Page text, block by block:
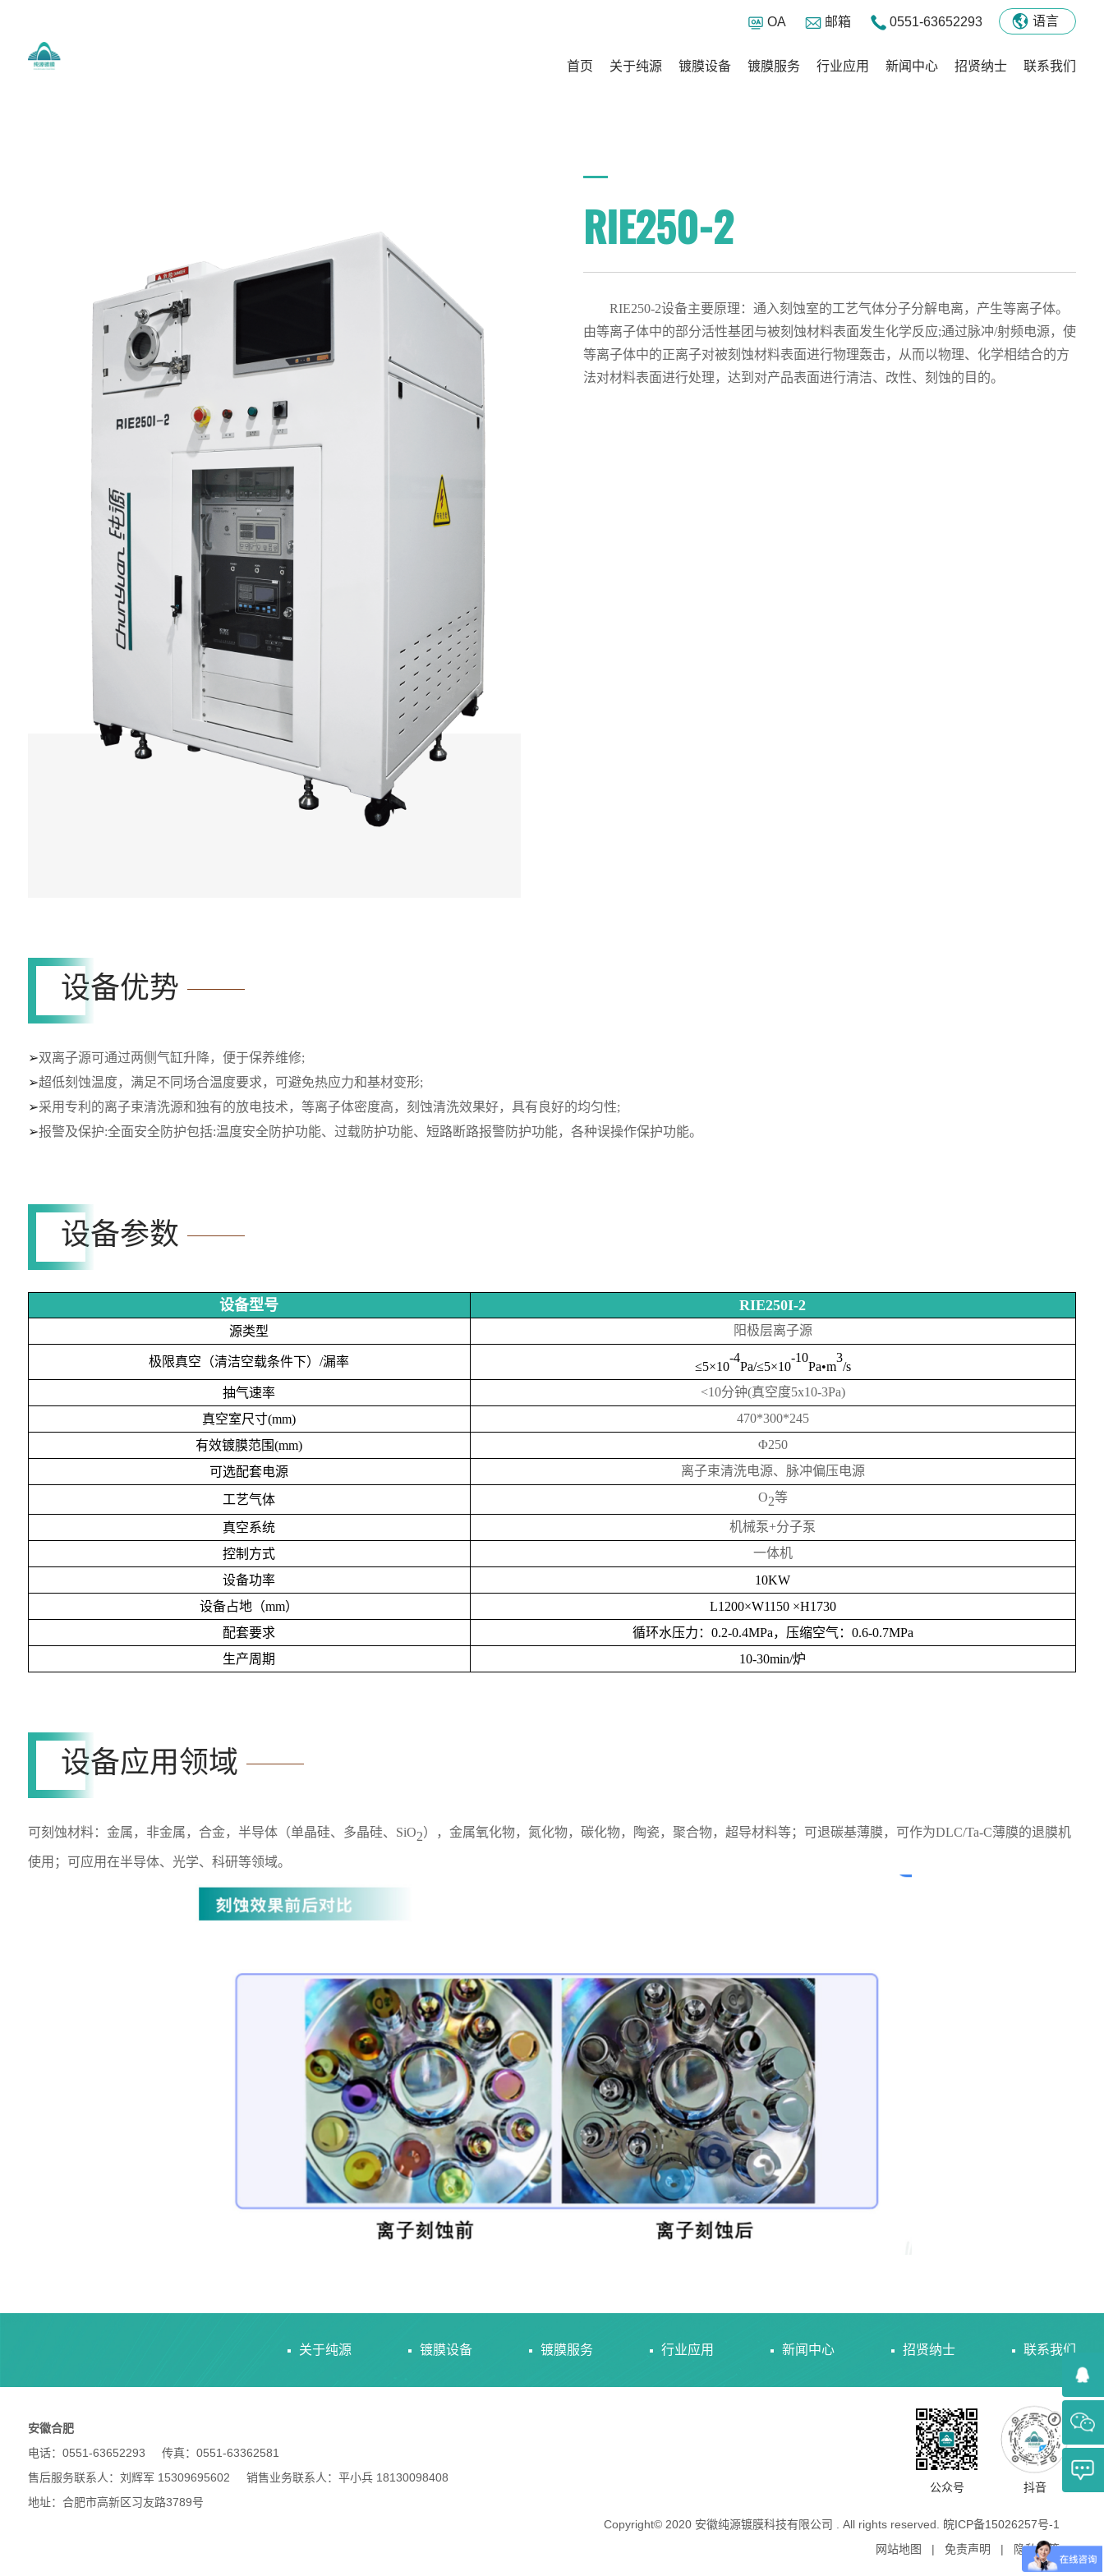
语言
OA 邮箱 0551-63652293
首页 关于纯源 镀膜设备 镀膜服务 行业应用 新闻中心 招贤纳士
联系我们
RIE250-2
RIE250-2设备主要原理：通入刻蚀室的工艺气体分子分解电离，产生等离子体。
由等离子体中的部分活性基团与被刻蚀材料表面发生化学反应;通过脉冲/射频电源，使
等离子体中的正离子对被刻蚀材料表面进行物理轰击，从而以物理、化学相结合的方
法对材料表面进行处理 ，达到对产品表面进行清洁、改性、刻蚀的目的。
设备优势
➢双离子源可通过两侧气缸升降，便于保养维修;
➢超低刻蚀温度，满足不同场合温度要求，可避免热应力和基材变形;
➢采用专利的离子束清洗源和独有的放电技术，等离子体密度高，刻蚀清洗效果好，具有良好的均匀性;
➢报警及保护:全面安全防护包括:温度安全防护功能、过载防护功能、短路断路报警防护功能，各种误操作保护功能。
设备参数
设备型号 RIE250I-2
源类型 阳极层离子源
极限真空（清洁空载条件下）/漏率 ≤5×10
-4
Pa/≤5×10
-10
Pa•m
3
/s
抽气速率
<10分钟(真空度5x10-3Pa)
真空室尺寸(mm)
470*300*245
有效镀膜范围(mm)
Φ250
可选配套电源
离子束清洗电源、脉冲偏压电源
工艺气体 O2等
真空系统 机械泵+分子泵
控制方式
一体机
设备功率
10KW
设备占地（mm）
L1200×W1150 ×H1730
配套要求
循环水压力： 0.2-0.4MPa，压缩空气：0.6-0.7MPa
生产周期
10-30min/炉
设备应用领域
可刻蚀材料：金属，非金属，合金，半导体（单晶硅、多晶硅、 SiO2），金属氧化物，氮化物，碳化物，陶瓷，聚合物，超导材料等；可退碳基薄膜，可作为DLC/Ta-C薄膜的退膜机
使用；可应用在半导体、光学、科研等领域。
关于纯源 镀膜设备 镀膜服务 行业应用 新闻中心 招贤纳士 联系我们
公众号 抖音
安徽合肥
电话：0551-63652293 传真：0551-63362581
售后服务联系人：刘辉军 15309695602 销售业务联系人：平小兵 18130098408
地址：合肥市高新区习友路3789号
Copyright© 2020 安徽纯源镀膜科技有限公司 . All rights reserved. 皖ICP备15026257号-1
网站地图
|免责声明 | 隐私政策